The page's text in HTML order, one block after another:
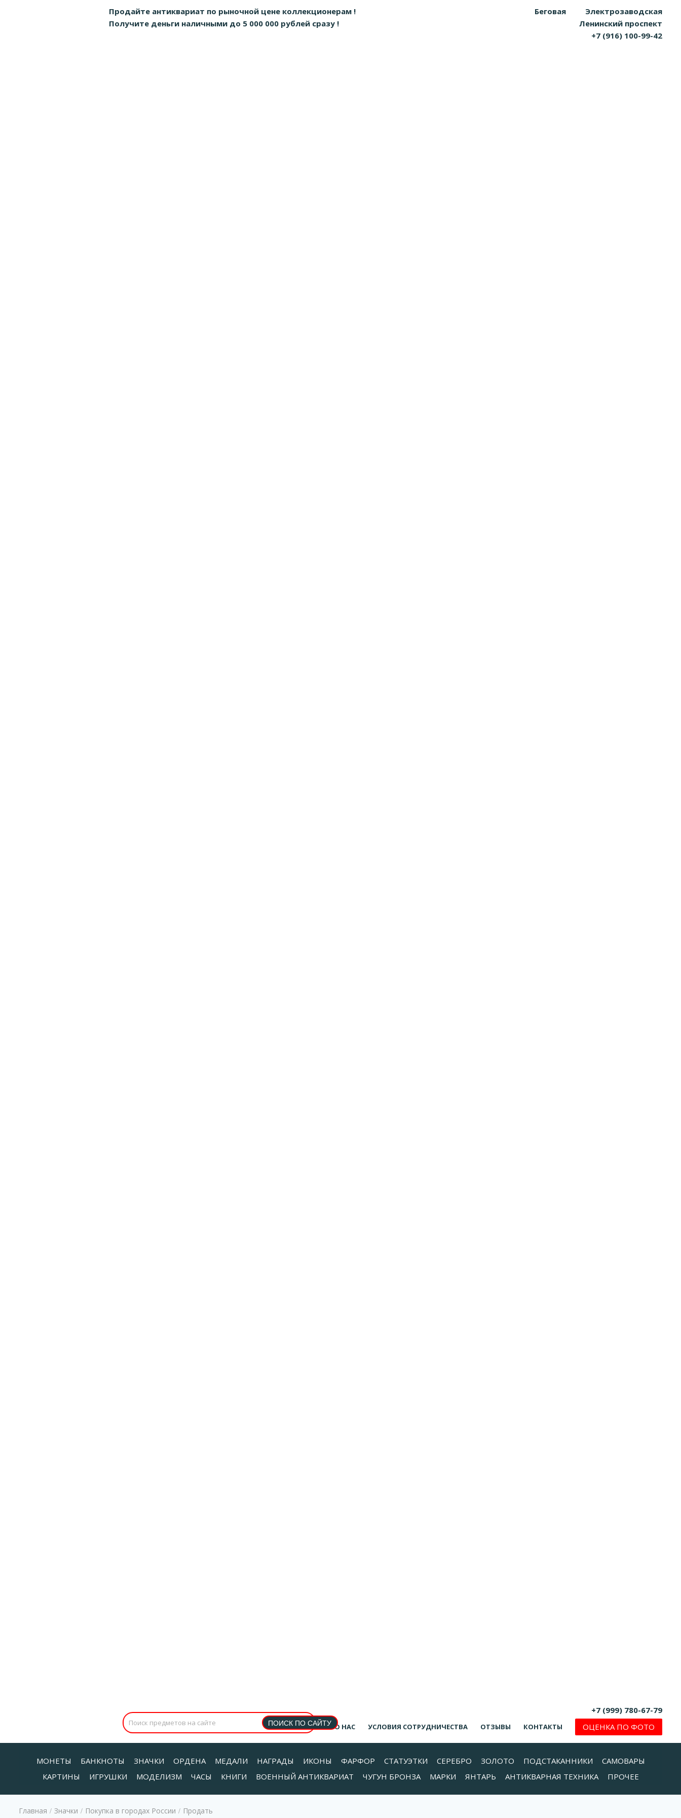
Продайте антиквариат по рыночной цене коллекционерам ! Беговая
Электрозаводская
Получите деньги наличными до 5 000 000 рублей сразу !
Ленинский проспект
+7 (916) 100-99-42
+7 (999) 780-67-79
О НАС УСЛОВИЯ СОТРУДНИЧЕСТВА ОТЗЫВЫ КОНТАКТЫ ОЦЕНКА ПО ФОТО
МОНЕТЫ БАНКНОТЫ ЗНАЧКИ ОРДЕНА МЕДАЛИ НАГРАДЫ ИКОНЫ ФАРФОР СТАТУЭТКИ СЕРЕБРО ЗОЛОТО ПОДСТАКАННИКИ
САМОВАРЫ
КАРТИНЫ
ИГРУШКИ МОДЕЛИЗМ ЧАСЫ КНИГИ ВОЕННЫЙ АНТИКВАРИАТ ЧУГУН БРОНЗА МАРКИ ЯНТАРЬ АНТИКВАРНАЯ ТЕХНИКА ПРОЧЕЕ
Главная / Значки / Покупка в городах России / Продать